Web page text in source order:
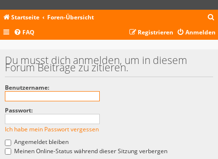
Startseite Foren-Übersicht
c
FAQ Anmelden
Registrieren
Du musst dich anmelden, um in diesem
Forum Beiträge zu zitieren.
Benutzername:
Passwort:
Ich habe mein Passwort vergessen
Angemeldet bleiben
Meinen Online-Status während dieser Sitzung verbergen